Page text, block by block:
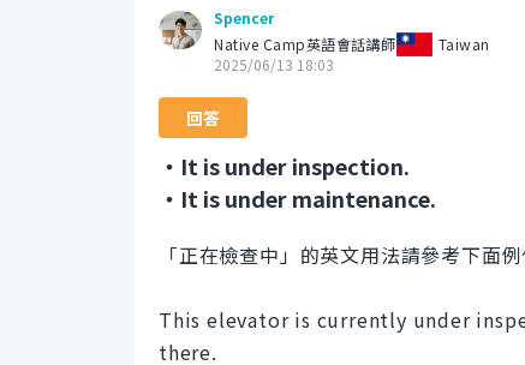
Spencer
Native Camp英語會話講師
Taiwan
2025/06/13 18:03
回答
・It is under inspection.
・It is under maintenance.
「正在檢查中」的英文用法請參考下面例
This elevator is currently under
there.